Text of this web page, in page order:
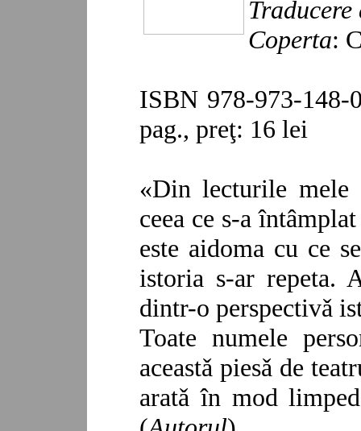
Coperta:
ISBN 978-973-148-
pag., preţ: 16 lei
«Din lecturile mele
ceea ce s-a
este aidoma cu ce
istoria s-ar repeta.
dintr-o perspectivǎ
Toate numele
aceastǎ piesǎ de
aratǎ în mod